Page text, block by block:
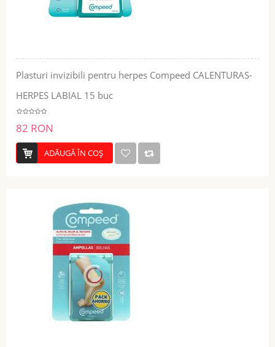
Plasturi invizibili pentru herpes Compeed CALENTURAS-
HERPES LABIAL 15 buc
82 RON
ADĂUGĂ ÎN COŞ